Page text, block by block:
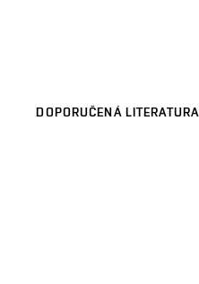
DOPORUČENÁ LITERATURA